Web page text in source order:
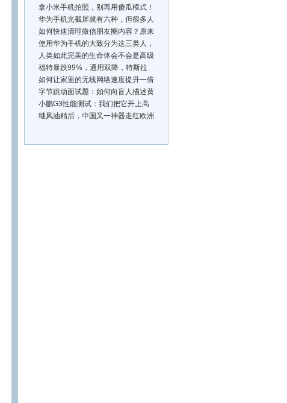
拿小米手机拍照，别再用傻瓜模式！
华为手机光截屏就有六种，但很多人
如何快速清理微信朋友圈内容？原来
使用华为手机的大致分为这三类人，
人类如此完美的生命体会不会是高级
福特暴跌99%，通用双降，特斯拉
如何让家里的无线网络速度提升一倍
字节跳动面试题：如何向盲人描述黄
小鹏G3性能测试：我们把它开上高
继风油精后，中国又一神器走红欧洲